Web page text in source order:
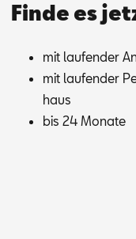
Finde es
mit lau­fen­der
mit lau­fen­der
haus
bis 24 Mo­na­te